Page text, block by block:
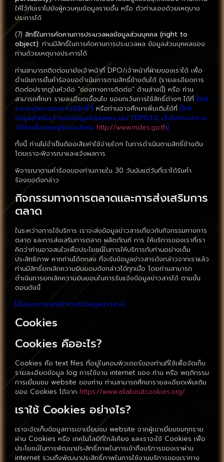
ให้ไว้กับเราไปยังผู้ควบคุมข้อมูลรายอื่น หรือ ตัวท่านเองด้วยเหตุบาง
ประการได้
(7) สิทธิ์ในการคัดคานการประมวลผลข้อมูลส่วนบุคคล (right to
object): ท่านมีสิทธิ์ในการคัดคานการประมวลผล ข้อมูลส่วนบุคคลของ
ท่านด้วยเหตุบางประการได้
ท่านสามารถติดต่อมายังเจ้าหน้าที่ DPO/เจ้าหน้าที่ฝ่ายของเราได้ เพื่อ
ดำเนินการยื่นคำร้องขอดำเนินการตามสิทธิ์ข้างต้นได้ (รายละเอียดการ
ติดต่อปรากฏในหัวข้อ “ช่องทางการติดต่อ” ด้านล่างนี้) หรือ ท่าน
สามารถศึกษา รายละเอียดเงื่อนไข ขอยกเว้นการใช้สิทธิ์ต่างๆ ได้ที่ [link
รายละเอียดของการใช้สิทธิ์*] หรือท่านอาจศึกษาเพิ่มเติมได้ที่ [link
ข้อมูลสำหรับเจ้าของข้อมูลส่วนบุคคล เช่น TDPG3.0, เว็บไซตกระทรวง
ดิจิทัลเพื่อเศรษฐกิจและสังคม http://www.mdes.go.th]
ทั้งนี้ ท่านไม่จำเป็นต้องเสียค่าใช้จ่ายใดๆ ในการดำเนินตามสิทธิ์ข้างต้น
โดยเราจะพิจารณาและแจ้งผลการ
พิจารณาตามคำร้องของท่านภายใน 30 วันนับแต่วันที่เราได้รับคำ
ร้องขอดังกล่าว
กิจกรรมทางการตลาดและการส่งเสริมการ
ตลาด
ในระหว่างการใช้บริการ เราจะส่งข้อมูลข่าวสารเกี่ยวกับกิจกรรมทางการ
ตลาด และการส่งเสริมการตลาด ผลิตภัณฑ์ การ ให้บริการของเราที่เรา
คิดว่าท่านอาจสนใจเพื่อประโยชน์ในการให้บริการกับท่านอย่างเต็ม
ประสิทธิภาพ หากท่านได้ตกลง ที่จะรับข้อมูลข่าวสารดังกล่าวจากเราแล้ว
ท่านมีสิทธิ์ยกเลิกความยินยอมดังกล่าวได้ทุกเมื่อ โดยท่านสามารถ
ดำเนินการยกเลิกความยินยอมในการรับแจ้งข้อมูลข่าวสารได้ ตามขั้น
ตอนดังนี้
[ขั้นตอนการยกเลิกการรับข้อมูลข่าวสาร]
Cookies
Cookies คืออะไร?
Cookies คือ text files ที่อยู่ในคอมพิวเตอร์ของท่านที่ใช้เพื่อจัดเก็บ
รายละเอียดข้อมูล log การใช้งาน internet ของ ท่าน หรือ พฤติกรรม
การเยี่ยมชม website ของท่าน ท่านสามารถศึกษารายละเอียดเพิ่มเติม
ของ Cookies ได้จาก https://www.allaboutcookies.org/
เราใช้ Cookies อย่างไร?
เราจะจัดเก็บข้อมูลการเขาเยี่ยมชม website จากผู้เขาเยี่ยมชมทุกราย
ผ่าน Cookies หรือ เทคโนโลยีที่ใกล้เคียง และเราจะใช้ Cookies เพื่อ
ประโยชน์ในการพัฒนาประสิทธิ์ภาพในการเข้าถึงบริการของเราผ่าน
internet รวมถึงพัฒนาประสิทธิ์ภาพในการใช้งานบริการของเราทาง